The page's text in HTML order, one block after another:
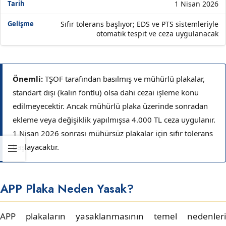
1 Nisan 2026
Sıfır tolerans başlıyor; EDS ve PTS sistemleriyle
otomatik tespit ve ceza uygulanacak
Önemli: TŞOF tarafından basılmış ve mühürlü plakalar,
standart dışı (kalın fontlu) olsa dahi cezai işleme konu
edilmeyecektir. Ancak mühürlü plaka üzerinde sonradan
ekleme veya değişiklik yapılmışsa 4.000 TL ceza uygulanır.
1 Nisan 2026 sonrası mühürsüz plakalar için sıfır tolerans
başlayacaktır.
APP Plaka Neden Yasak?
APP plakaların yasaklanmasının temel nedenleri